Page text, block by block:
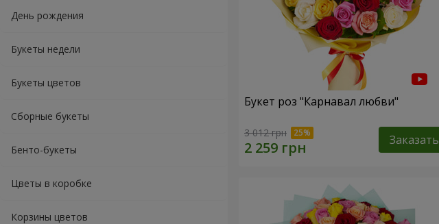
День рождения
Букеты недели
Букеты цветов
Сборные букеты
Бенто-букеты
Цветы в коробке
Корзины цветов
Букет роз "Карнавал любви"
3 012 грн Заказать